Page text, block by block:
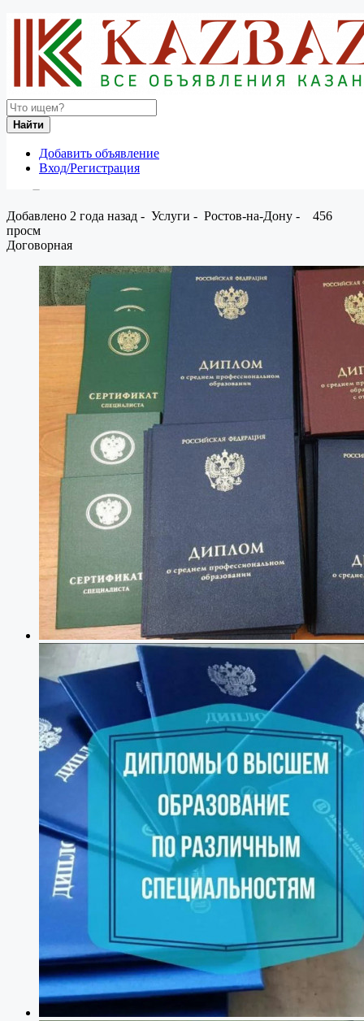
Найти
Добавить объявление
Вход/Регистрация
Россия
Услуги
Услуги обучения и образования
Диплом о высшем и среднем образовании
Вернуться к результатам
Диплом о высшем и среднем
образовании
Добавлено 2 года назад - Услуги - Ростов-на-Дону -
456
просм
Договорная